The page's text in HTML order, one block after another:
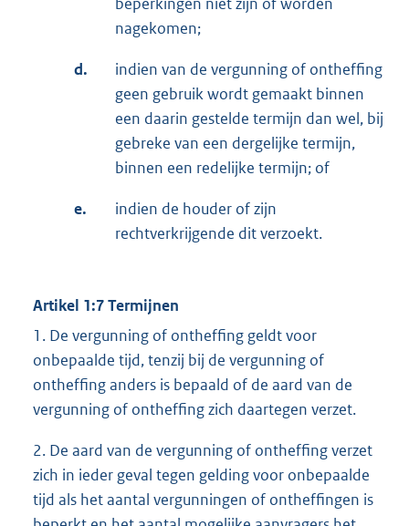
nagekomen;
d.
indien van de vergunning of ontheffing
geen gebruik wordt gemaakt binnen
een daarin gestelde termijn dan wel, bij
gebreke van een dergelijke termijn,
binnen een redelijke termijn; of
e.
indien de houder of zijn
rechtverkrijgende dit verzoekt.
Artikel 1:7 Termijnen
1. De vergunning of ontheffing geldt voor
onbepaalde tijd, tenzij bij de vergunning of
ontheffing anders is bepaald of de aard van de
vergunning of ontheffing zich daartegen verzet.
2. De aard van de vergunning of ontheffing verzet
zich in ieder geval tegen gelding voor onbepaalde
tijd als het aantal vergunningen of ontheffingen is